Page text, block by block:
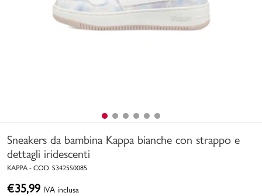
Bambino
Sneakers da bambina Kappa bianche con strappo e
dettagli iridescenti
KAPPA - COD. S3425S0085
€35,99 IVA inclusa